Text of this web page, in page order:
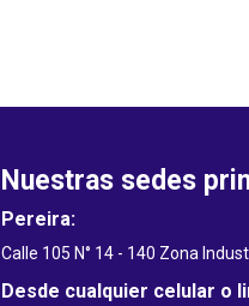
Nuestras sedes
Pereira:
Calle 105 N° 14 - 140 Zona
Desde cualquier celular o